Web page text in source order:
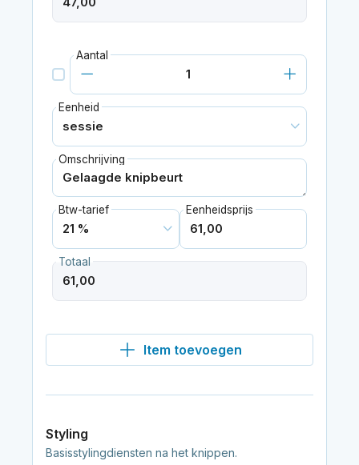
Aantal
Eenheid
Omschrijving
Btw-tarief Eenheidsprijs
Totaal
Item toevoegen
Styling
Basisstylingdiensten na het knippen.